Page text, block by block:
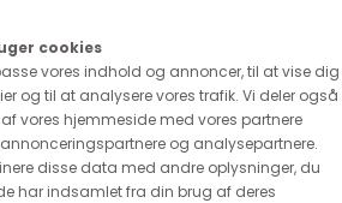
cookies
vores indhold og annoncer, til at vise dig
og til at analysere vores trafik. Vi deler også
vores hjemmeside med vores partnere
og analysepartnere.
disse data med andre oplysninger, du
har indsamlet fra din brug af deres